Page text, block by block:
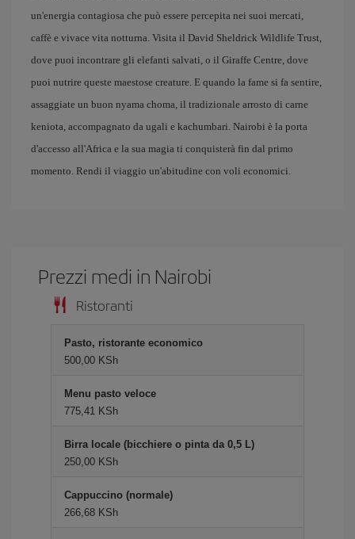
un'energia contagiosa che può essere percepita nei suoi mercati,
caffè e vivace vita notturna. Visita il David Sheldrick Wildlife Trust,
dove puoi incontrare gli elefanti salvati, o il Giraffe Centre, dove
puoi nutrire queste maestose creature. E quando la fame si fa sentire,
assaggiate un buon nyama choma, il tradizionale arrosto di carne
keniota, accompagnato da ugali e kachumbari. Nairobi è la porta
d'accesso all'Africa e la sua magia ti conquisterà fin dal primo
momento. Rendi il viaggio un'abitudine con voli economici.
Prezzi medi in Nairobi
Ristoranti
Pasto, ristorante economico
500,00 KSh
Menu pasto veloce
775,41 KSh
Birra locale (bicchiere o pinta da 0,5 L)
250,00 KSh
Cappuccino (normale)
266,68 KSh